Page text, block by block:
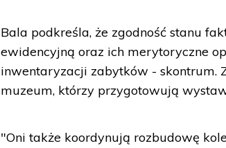
Bala podkreśla, że zgodność stanu
ewidencyjną oraz ich merytoryczne
inwentaryzacji zabytków - skontrum.
muzeum, którzy przygotowują
"Oni także koordynują rozbudowę